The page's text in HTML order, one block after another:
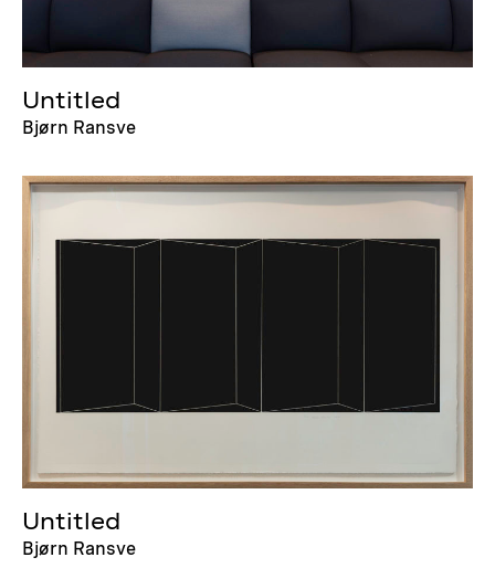
Untitled
Bjørn Ransve
Untitled
Bjørn Ransve